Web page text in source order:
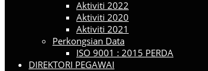
Aktiviti 2022
Aktiviti 2020
Aktiviti 2021
Perkongsian Data
ISO 9001 : 2015 PERDA
DIREKTORI PEGAWAI